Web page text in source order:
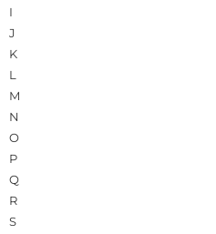
I
J
K
L
M
N
O
P
Q
R
S